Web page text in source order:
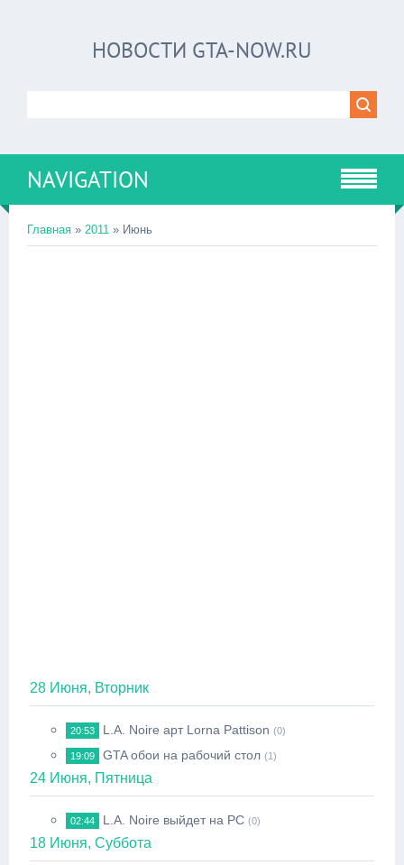
НОВОСТИ GTA-NOW.RU
NAVIGATION
Главная » 2011 » Июнь
28 Июня, Вторник
20:53 L.A. Noire арт Lorna Pattison (0)
19:09 GTA обои на рабочий стол (1)
24 Июня, Пятница
02:44 L.A. Noire выйдет на PC (0)
18 Июня, Суббота